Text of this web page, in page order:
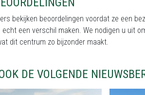
bekijken beoordelingen voordat ze een
echt een verschil maken. We nodigen u uit
dit centrum zo bijzonder maakt.
DE VOLGENDE